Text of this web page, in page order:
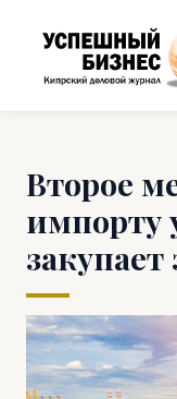
Второе
импорту